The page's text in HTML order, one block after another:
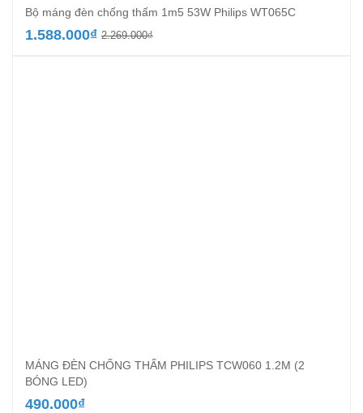
Bộ máng đèn chống thấm 1m5 53W Philips WT065C
2.269.000₫Giá
1.588.000₫
Giá
MÁNG ĐÈN CHỐNG THẤM PHILIPS TCW060 1.2M (2
BÓNG LED)
490.000₫